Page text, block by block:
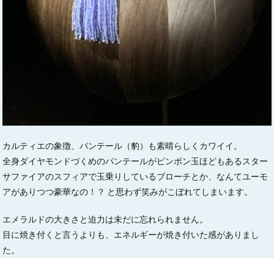
カルティエの象徴、パンテール（豹）も素晴らしくカワイイ。
全身ダイヤモンドづくめのパンテールがピンポン玉ほどもあるスター
サファイアのスフィアで玉乗りしているブローチとか、なんてユーモ
アがありつつ豪華なの！？ と思わず笑みがこぼれてしまいます。
エメラルドの大きさと迫力は未だに忘れられません。
目に焼き付くと言うよりも、エネルギーが焼き付いた感がありまし
た。